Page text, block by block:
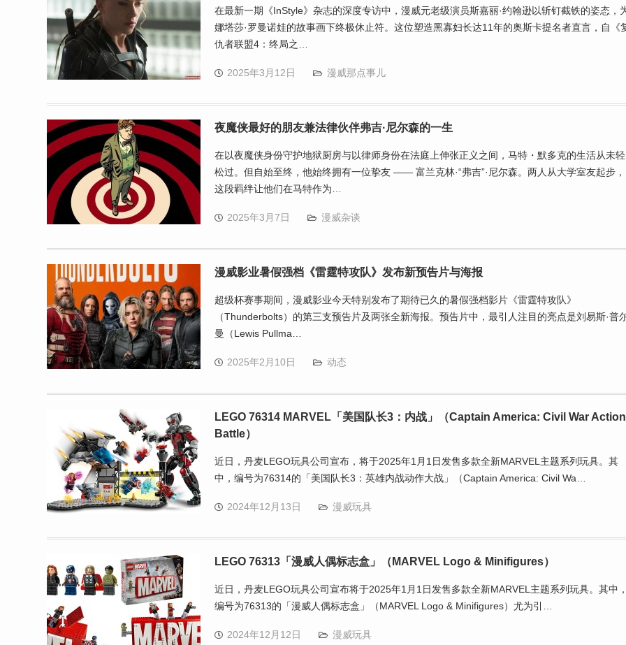
在最新一期《InStyle》杂志的深度专访中，漫威元老级演员斯嘉丽·约翰逊以斩钉截铁的姿态，
娜塔莎·罗曼诺娃的故事画下终极休止符。这位塑造黑寡妇长达11年的奥斯卡提名者直言，自《
仇者联盟4：终局之…
2025年3月12日 漫威那点事儿
夜魔侠最好的朋友兼法律伙伴弗吉·尼尔森的一生
在以夜魔侠身份守护地狱厨房与以律师身份在法庭上伸张正义之间，马特・默多克的生活从未轻
松过。但自始至终，他始终拥有一位挚友 —— 富兰克林·“弗吉”·尼尔森。两人从大学室友起步，
这段羁绊让他们在马特作为…
2025年3月7日 漫威杂谈
漫威影业暑假强档《雷霆特攻队》发布新预告片与海报
超级杯赛事期间，漫威影业今天特别发布了期待已久的暑假强档影片《雷霆特攻队》
（Thunderbolts）的第三支预告片及两张全新海报。预告片中，最引人注目的亮点是刘易斯·普
曼（Lewis Pullma…
2025年2月10日 动态
LEGO 76314 MARVEL「美国队长3：内战」（Captain America: Civil War Action
Battle）
近日，丹麦LEGO玩具公司宣布，将于2025年1月1日发售多款全新MARVEL主题系列玩具。其
中，编号为76314的「美国队长3：英雄内战动作大战」（Captain America: Civil Wa…
2024年12月13日 漫威玩具
LEGO 76313「漫威人偶标志盒」（MARVEL Logo & Minifigures）
近日，丹麦LEGO玩具公司宣布将于2025年1月1日发售多款全新MARVEL主题系列玩具。其中
编号为76313的「漫威人偶标志盒」（MARVEL Logo & Minifigures）尤为引…
2024年12月12日 漫威玩具